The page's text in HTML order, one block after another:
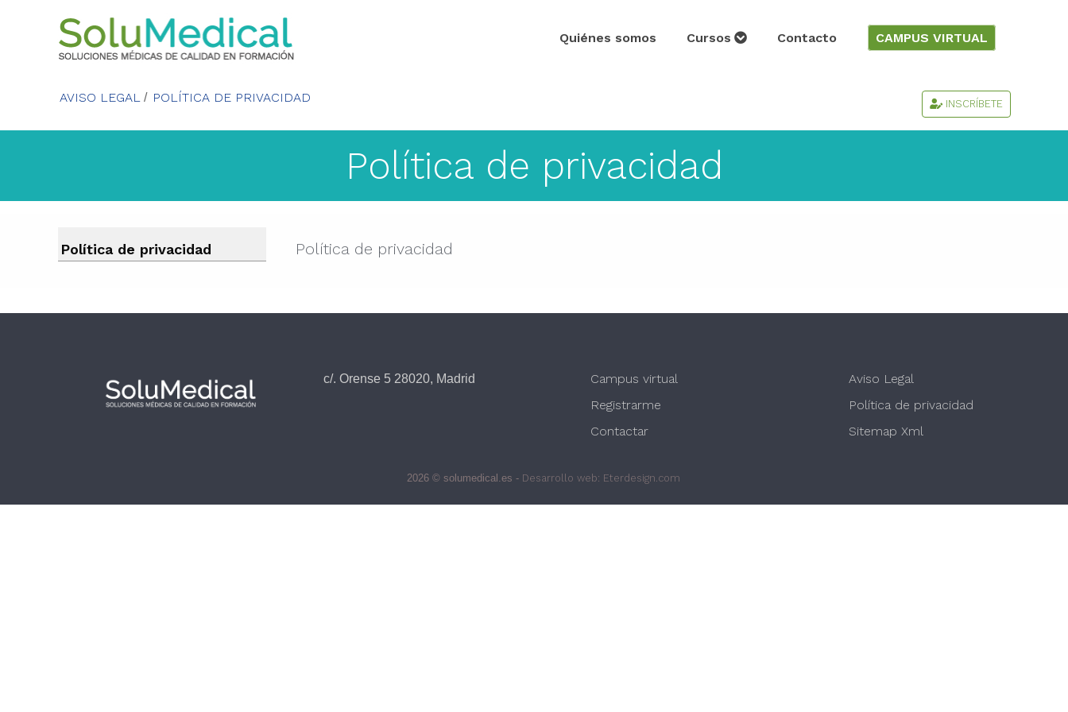
Quiénes somos Cursos Contacto CAMPUS VIRTUAL
AVISO LEGAL POLÍTICA DE PRIVACIDAD INSCRÍBETE
Política de privacidad
Política de privacidad Política de privacidad
c/. Orense 5 28020, Madrid
Campus virtual
Registrarme
Contactar
Aviso Legal
Política de privacidad
Sitemap Xml
2026 © solumedical.es - Desarrollo web: Eterdesign.com